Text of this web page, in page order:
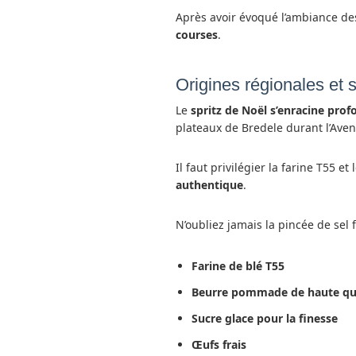
Après avoir évoqué l’ambiance
courses.
Origines régionales et
Le spritz de Noël s’enracine
plateaux de Bredele durant
Il faut privilégier la farine T55 et
authentique.
N’oubliez jamais la pincée de sel
Farine de blé T55
Beurre pommade de haute
Sucre glace pour la finesse
Œufs frais